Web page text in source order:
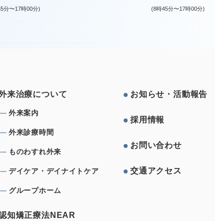
分〜17時00分) (8時45分〜17時00分)
来治療について
外来案内
外来診療時間
ものわすれ外来
デイケア・デイナイトケア
お知らせ・活動報告
採⽤情報
お問い合わせ
交通アクセス
グループホーム
知矯正療法NEAR